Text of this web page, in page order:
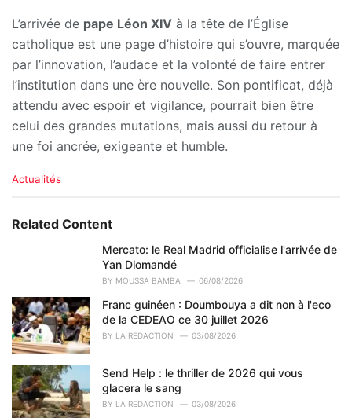
L’arrivée de pape Léon XIV à la tête de l’Église
catholique est une page d’histoire qui s’ouvre, marquée
par l’innovation, l’audace et la volonté de faire entrer
l’institution dans une ère nouvelle. Son pontificat, déjà
attendu avec espoir et vigilance, pourrait bien être
celui des grandes mutations, mais aussi du retour à
une foi ancrée, exigeante et humble.
C
e
s
:
Actualités
Related Content
Mercato: le Real Madrid officialise l'arrivée de
Yan Diomandé
BY MOUSSA BAMBA 06/08/2026
Franc guinéen : Doumbouya a dit non à l'eco
de la CEDEAO ce 30 juillet 2026
BY LA REDACTION 03/08/2026
Send Help : le thriller de 2026 qui vous
glacera le sang
BY LA REDACTION 03/08/2026